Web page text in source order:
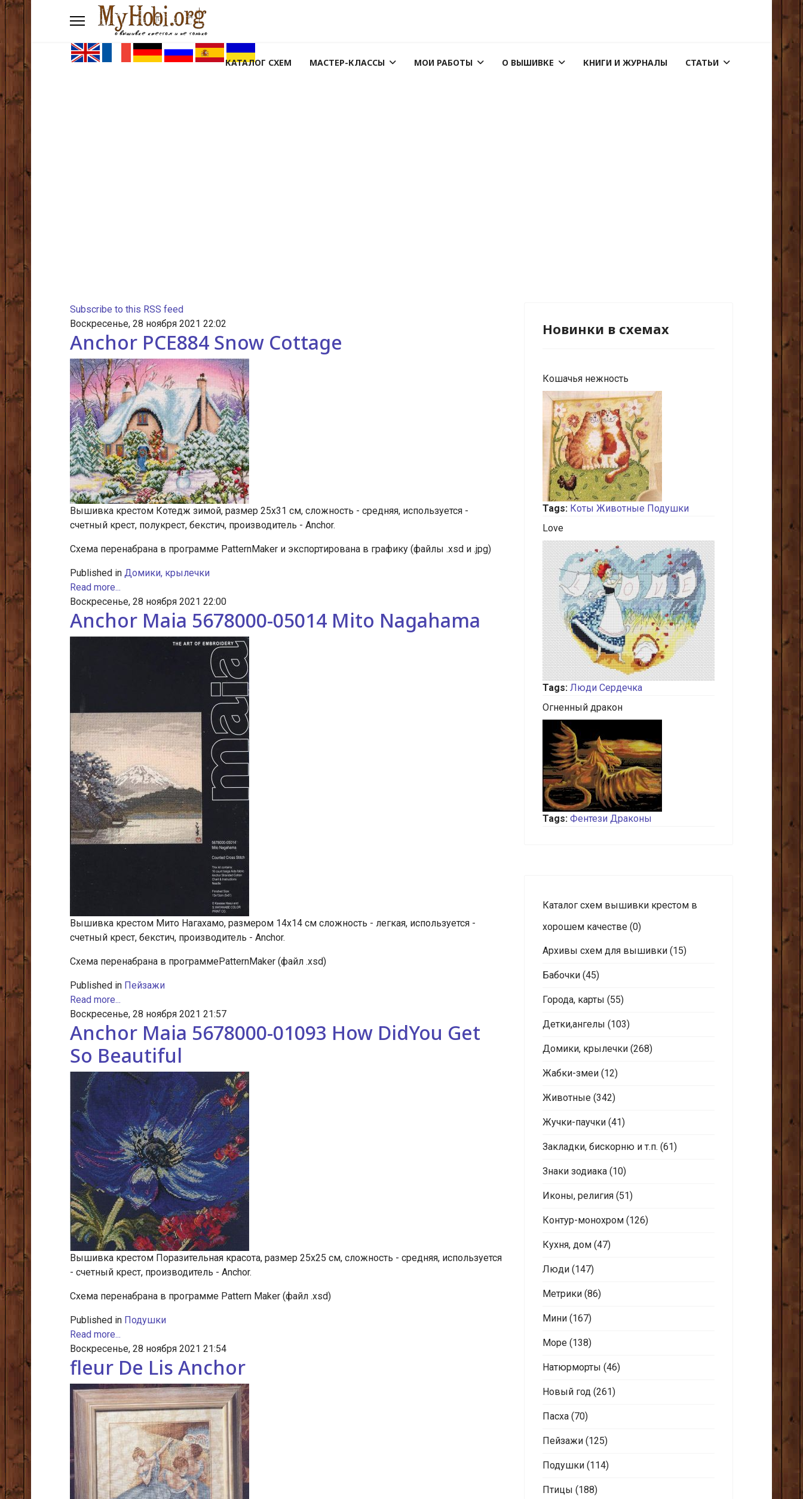
КАТАЛОГ СХЕМ МАСТЕР-КЛАССЫ МОИ РАБОТЫ О ВЫШИВКЕ КНИГИ И ЖУРНАЛЫ СТАТЬИ
Subscribe to this RSS feed
Воскресенье, 28 ноября 2021 22:02
Anchor PCE884 Snow Cottage
Вышивка крестом Котедж зимой, размер 25х31 см, сложность - средняя, используется -
счетный крест, полукрест, бекстич, производитель - Anchor.
Схема перенабрана в программе PatternMaker и экспортирована в графику (файлы .xsd и .jpg)
Published in Домики, крылечки
Read more...
Воскресенье, 28 ноября 2021 22:00
Anchor Maia 5678000-05014 Mito Nagahama
Вышивка крестом Мито Нагахамо, размером 14х14 см сложность - легкая, используется -
счетный крест, бекстич, производитель - Anchor.
Схема перенабрана в программеPatternMaker (файл .xsd)
Published in Пейзажи
Read more...
Воскресенье, 28 ноября 2021 21:57
Anchor Maia 5678000-01093 How DidYou Get
So Beautiful
Вышивка крестом Поразительная красота, размер 25х25 см, сложность - средняя, используется
- счетный крест, производитель - Anchor.
Схема перенабрана в программе Pattern Maker (файл .xsd)
Published in Подушки
Read more...
Воскресенье, 28 ноября 2021 21:54
fleur De Lis Anchor
Новинки в схемах
Кошачья нежность
Tags: Коты Животные Подушки
Love
Tags: Люди Сердечка
Огненный дракон
Tags: Фентези Драконы
Каталог схем вышивки крестом в
хорошем качестве (0)
Архивы схем для вышивки (15)
Бабочки (45)
Города, карты (55)
Детки,ангелы (103)
Домики, крылечки (268)
Жабки-змеи (12)
Животные (342)
Жучки-паучки (41)
Закладки, бискорню и т.п. (61)
Знаки зодиака (10)
Иконы, религия (51)
Контур-монохром (126)
Кухня, дом (47)
Люди (147)
Метрики (86)
Мини (167)
Море (138)
Натюрморты (46)
Новый год (261)
Пасха (70)
Пейзажи (125)
Подушки (114)
Птицы (188)